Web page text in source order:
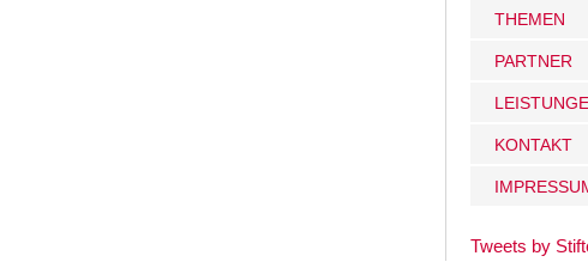
THEMEN
PARTNER
KONTAKT
Tweets by